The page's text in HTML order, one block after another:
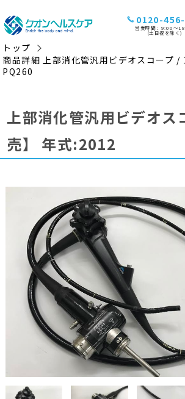
0120-
営業時間：9:00〜
(土日祝を除く)
トップ
商品詳細 上部消化管汎用ビデオスコープ
PQ260
上部消化管汎用ビデオス
売】
年式:2012